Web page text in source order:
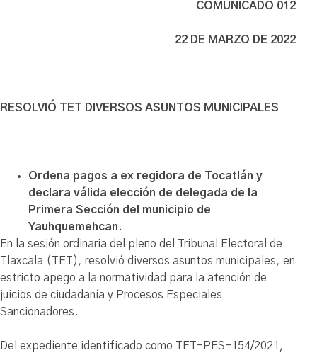
COMUNICADO 012
22 DE MARZO DE 2022
RESOLVIÓ TET DIVERSOS ASUNTOS MUNICIPALES
Ordena pagos a ex regidora de Tocatlán y
declara válida elección de delegada de la
Primera Sección del municipio de
Yauhquemehcan.
En la sesión ordinaria del pleno del Tribunal Electoral de
Tlaxcala (TET), resolvió diversos asuntos municipales, en
estricto apego a la normatividad para la atención de
juicios de ciudadanía y Procesos Especiales
Sancionadores.
Del expediente identificado como TET-PES-154/2021,